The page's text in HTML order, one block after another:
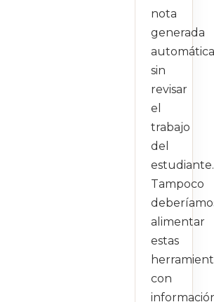
nota
generada
sin
revisar
el
trabajo
del
estudiante.
Tampoco
alimentar
estas
con